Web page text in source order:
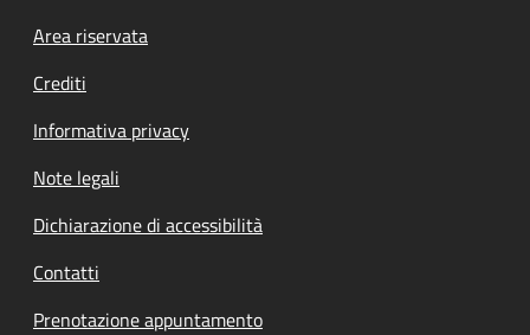
Footer menu
Area riservata
Crediti
Informativa privacy
Note legali
Dichiarazione di accessibilità
Contatti
Prenotazione appuntamento